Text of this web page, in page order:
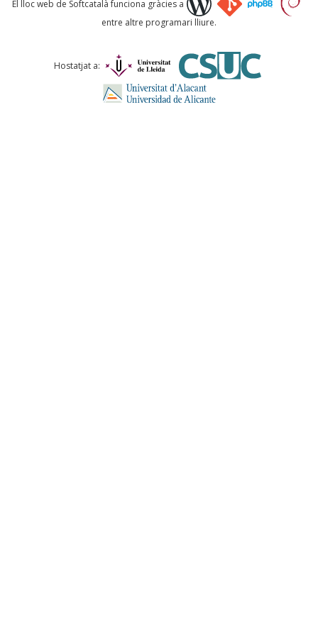
Comentari *
El lloc web de Softcatalà funciona gràcies a
entre altre programari lliure.
Hostatjat a: